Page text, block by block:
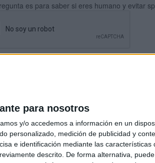
para nosotros
y/o accedemos a información en un
personalizado, medición de publicidad y
e identificación mediante las
descrito. De forma alternativa,
es para saber si eres humano y evitar
Aviso legal|Politica